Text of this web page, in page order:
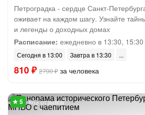
Петроградка - сердце Санкт-
оживает на каждом шагу. Узнайте
и легенды о доходных домах
Расписание: ежедневно в 13:30,
Сегодня в 13:00 Завтра в 13:30
810 ₽ 2700 ₽ за человека
868 отзывов